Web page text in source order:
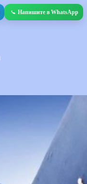
Напишите в WhatsApp